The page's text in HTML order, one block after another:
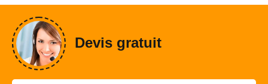
Devis gratuit